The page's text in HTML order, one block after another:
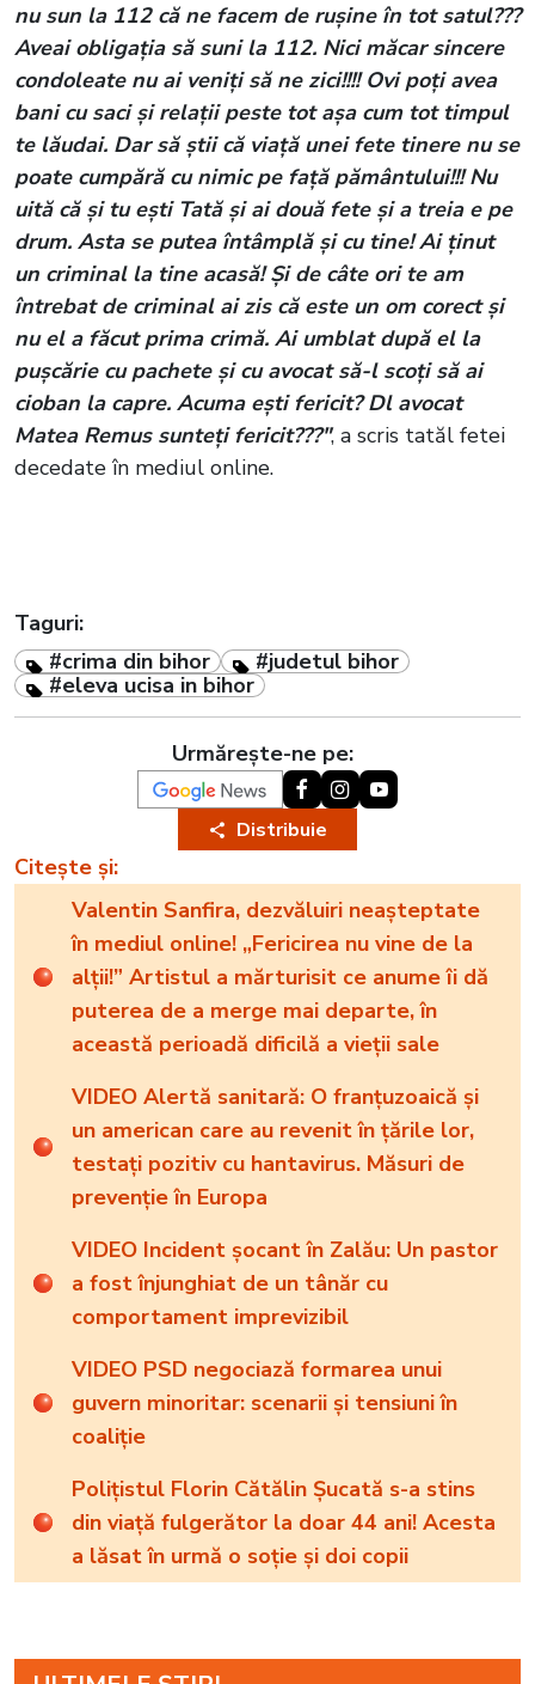
nu sun la 112 că ne facem de rușine în tot satul???
Aveai obligația să suni la 112. Nici măcar sincere
condoleate nu ai veniți să ne zici!!!! Ovi poți avea
bani cu saci și relații peste tot așa cum tot timpul
te lăudai. Dar să știi că viață unei fete tinere nu se
poate cumpără cu nimic pe față pământului!!! Nu
uită că și tu ești Tată și ai două fete și a treia e pe
drum. Asta se putea întâmplă și cu tine! Ai ținut
un criminal la tine acasă! Și de câte ori te am
întrebat de criminal ai zis că este un om corect și
nu el a făcut prima crimă. Ai umblat după el la
pușcărie cu pachete și cu avocat să-l scoți să ai
cioban la capre. Acuma ești fericit? Dl avocat
Matea Remus sunteți fericit???", a scris tatăl fetei
decedate în mediul online.
Taguri:
#crima din bihor
#judetul bihor
#eleva ucisa in bihor
Urmărește-ne pe:
Distribuie
Citește și:
Valentin Sanfira, dezvăluiri neașteptate
în mediul online! „Fericirea nu vine de la
alții!” Artistul a mărturisit ce anume îi dă
puterea de a merge mai departe, în
această perioadă dificilă a vieții sale
VIDEO Alertă sanitară: O franțuzoaică şi
un american care au revenit în țările lor,
testați pozitiv cu hantavirus. Măsuri de
prevenție în Europa
VIDEO Incident șocant în Zalău: Un pastor
a fost înjunghiat de un tânăr cu
comportament imprevizibil
VIDEO PSD negociază formarea unui
guvern minoritar: scenarii și tensiuni în
coaliție
Polițistul Florin Cătălin Șucată s-a stins
din viață fulgerător la doar 44 ani! Acesta
a lăsat în urmă o soție și doi copii